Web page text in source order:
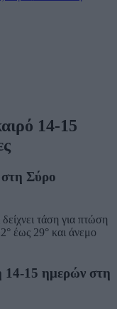
14-15
στη Σύρο
τάση για πτώση
έως 29° και άνεμο
14-15 ημερών στη